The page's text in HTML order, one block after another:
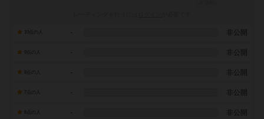
- 非公開
- 非公開
- 非公開
7点の人 - 非公開
- 非公開